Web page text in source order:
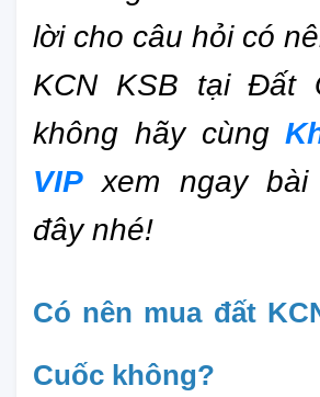
lời cho câu hỏi có
KCN KSB tại Đất
không hãy cùng
VIP xem ngay
đây nhé!
Có nên mua đất
Cuốc không?